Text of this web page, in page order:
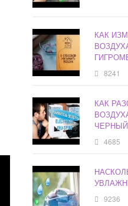
КАК
8241
КАК
ЧЕРНЫЙ
4685
9236